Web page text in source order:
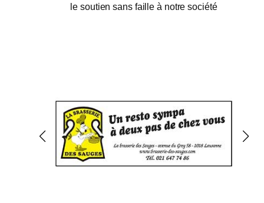
le soutien sans faille à notre société